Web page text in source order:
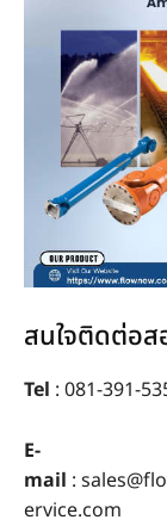
สนใจติดต่อส
Tel : 081-391-
E-
mail :
ervice.com